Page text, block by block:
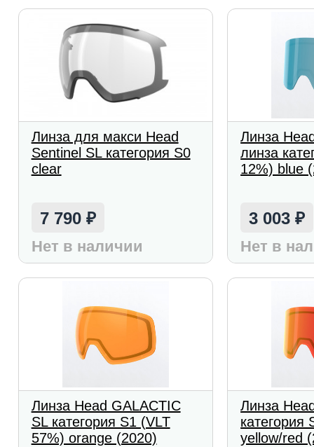
Линза для макси Head
Sentinel SL категория S0
clear
7 790 ₽
Нет в наличии
Линза
линза
12%) blue
3 003₽
Нет в
Линза Head GALACTIC
SL категория S1 (VLT
57%) orange (2020)
Линза
категория
yellow/red